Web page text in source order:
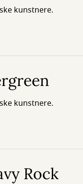
kunstnere.
kunstnere.
Rock